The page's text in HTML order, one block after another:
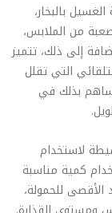
بالبخار،
من الملابس،
إلى ذلك، تتميز
التي تقلل
بذلك في
لاستخدام
كمية مناسبة
للحمولة،